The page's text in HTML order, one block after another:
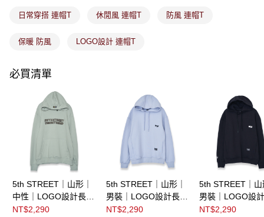
３．未成年的使用者請事先徵得法定代理人或監護人之同意方可使用
「AFTEE先享後付」，若未經同意申辦者引起之損失，本公司不負相關責
４．使用「AFTEE先享後付」時，將依據個別帳號之用戶狀況，依本公司即
５．嚴禁一人註冊多個帳號或使用他人資訊註冊。若發現惡意使用之情形，
宅配
免運費
日常穿搭 連帽T 休閒風 連帽T 防風 連帽T
保暖 防風 LOGO設計 連帽T
必買清單
5th STREET｜山形｜
中性｜LOGO設計長袖
連帽T｜嫩綠
NT$2,290
5th STREET｜山形｜
男裝｜LOGO設計長袖
連帽T｜淺灰色
NT$2,290
5th STREET｜山
男裝｜LOGO設
連帽T｜黑色
NT$2,290